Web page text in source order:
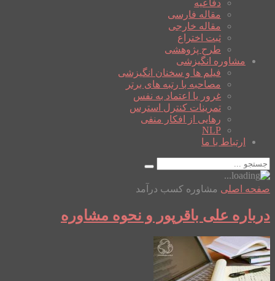
دفاعیه
مقاله فارسی
مقاله خارجی
ثبت اختراع
طرح پژوهشی
مشاوره انگیزشی
فیلم ها و سخنان انگیزشی
مصاحبه با رتبه های برتر
غرور یا اعتماد به نفس
تمرینات کنترل استرس
رهایی از افکار منفی
NLP
ارتباط با ما
صفحه اصلی مشاوره کسب درآمد
درباره علی باقرپور و نحوه مشاوره